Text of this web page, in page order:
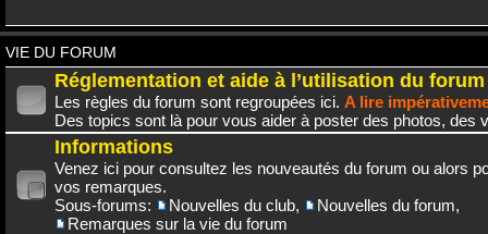
VIE DU FORUM
Réglementation et aide à l’utilisation du forum
Les règles du forum sont regroupées ici. A lire
Des topics sont là pour vous aider à poster des photos, des
Informations
Venez ici pour consultez les nouveautés du forum ou alors
vos remarques.
Sous-forums:
Nouvelles du club, Nouvelles du forum,
Remarques sur la vie du forum